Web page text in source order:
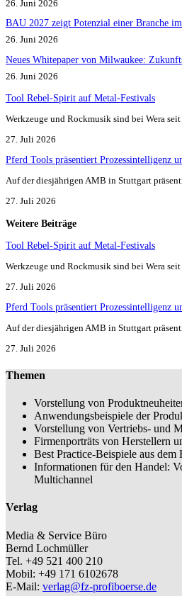
26. Juni 2026
BAU 2027 zeigt Potenzial einer Branche
26. Juni 2026
Neues Whitepaper von Milwaukee:
26. Juni 2026
Tool Rebel-Spirit auf Metal-Festivals
Werkzeuge und Rockmusik sind bei Wera
27. Juli 2026
Pferd Tools präsentiert Prozessintelligenz
Auf der diesjährigen AMB in Stuttgart
27. Juli 2026
Weitere Beiträge
Tool Rebel-Spirit auf Metal-Festivals
Werkzeuge und Rockmusik sind bei Wera
27. Juli 2026
Pferd Tools präsentiert Prozessintelligenz
Auf der diesjährigen AMB in Stuttgart
27. Juli 2026
Themen
Vorstellung von
Anwendungsbeispiele der
Vorstellung von Vertriebs- und
Firmenporträts von Herstellern
Best Practice-Beispiele aus dem
Informationen für den Handel:
Multichannel
Verlag
Media & Service Büro
Bernd Lochmüller
Tel. +49 521 400 210
Mobil: +49 171 6102678
E-Mail: verlag@fz-profiboerse.de